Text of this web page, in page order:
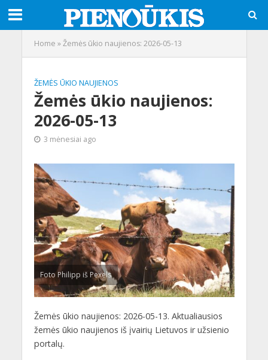
Home »Žemės ūkio naujienos: 2026-05-13
ŽEMĖS ŪKIO NAUJIENOS
Žemės ūkio naujienos:
2026-05-13
3 mėnesiai ago
Foto Philipp iš Pexels
Žemės ūkio naujienos: 2026-05-13. Aktualiausios
žemės ūkio naujienos iš įvairių Lietuvos ir užsienio
portalų.